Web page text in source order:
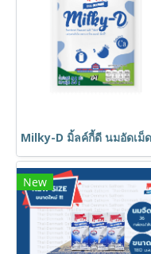
New